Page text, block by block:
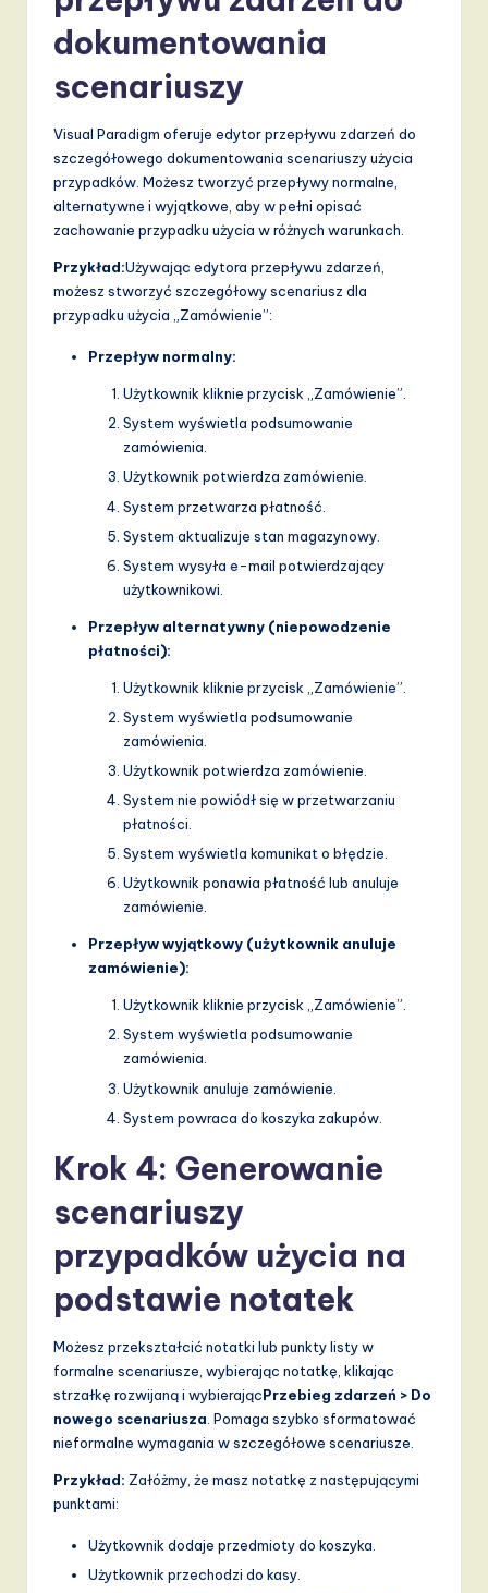
dokumentowania
scenariuszy
Visual Paradigm oferuje edytor przepływu zdarzeń do
szczegółowego dokumentowania scenariuszy użycia
przypadków. Możesz tworzyć przepływy normalne,
alternatywne i wyjątkowe, aby w pełni opisać
zachowanie przypadku użycia w różnych warunkach.
Przykład:Używając edytora przepływu zdarzeń,
możesz stworzyć szczegółowy scenariusz dla
przypadku użycia „Zamówienie”:
Przepływ normalny:
Użytkownik kliknie przycisk „Zamówienie”.
System wyświetla podsumowanie
zamówienia.
Użytkownik potwierdza zamówienie.
System przetwarza płatność.
System aktualizuje stan magazynowy.
System wysyła e-mail potwierdzający
użytkownikowi.
Przepływ alternatywny (niepowodzenie
płatności):
Użytkownik kliknie przycisk „Zamówienie”.
System wyświetla podsumowanie
zamówienia.
Użytkownik potwierdza zamówienie.
System nie powiódł się w przetwarzaniu
płatności.
System wyświetla komunikat o błędzie.
Użytkownik ponawia płatność lub anuluje
zamówienie.
Przepływ wyjątkowy (użytkownik anuluje
zamówienie):
Użytkownik kliknie przycisk „Zamówienie”.
System wyświetla podsumowanie
zamówienia.
Użytkownik anuluje zamówienie.
System powraca do koszyka zakupów.
Krok 4: Generowanie
scenariuszy
przypadków użycia na
podstawie notatek
Możesz przekształcić notatki lub punkty listy w
formalne scenariusze, wybierając notatkę, klikając
strzałkę rozwijaną i wybierającPrzebieg zdarzeń > Do
nowego scenariusza . Pomaga szybko sformatować
nieformalne wymagania w szczegółowe scenariusze.
Przykład: Załóżmy, że masz notatkę z następującymi
punktami:
Użytkownik dodaje przedmioty do koszyka.
Użytkownik przechodzi do kasy.